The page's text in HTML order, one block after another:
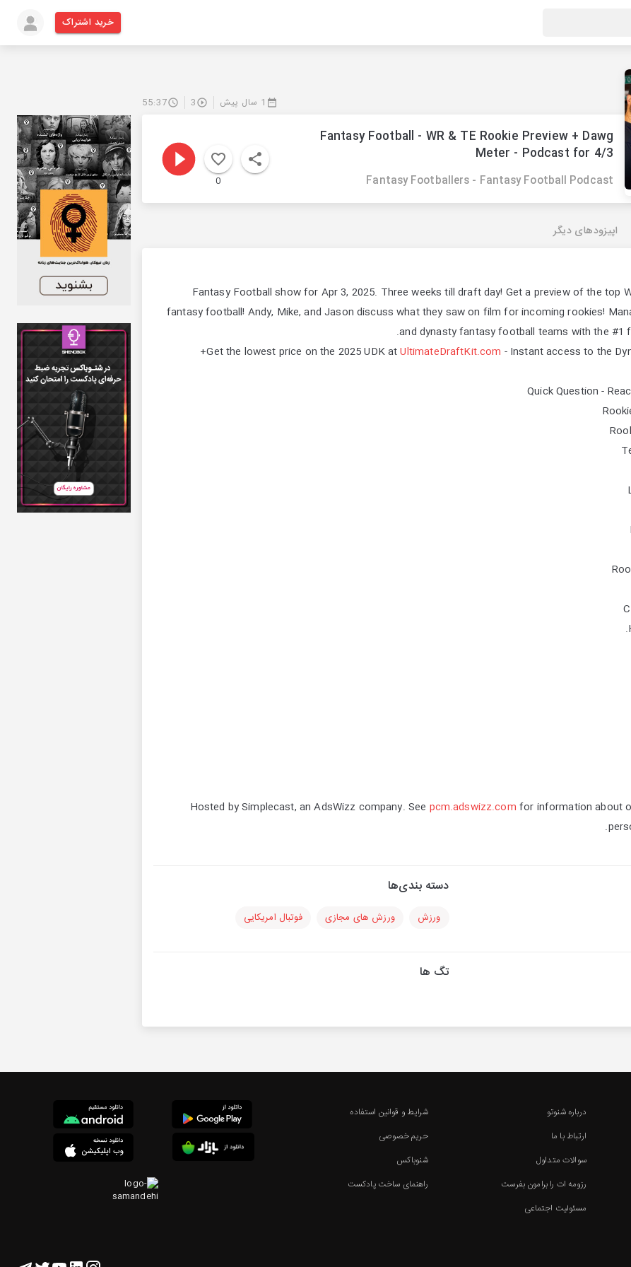
خرید اشتراک
1 سال پیش 3
55:37
Fantasy Football - WR & TE Rookie Preview + Dawg
Meter - Podcast for 4/3
Fantasy Footballers - Fantasy Football Podcast
0
اپیزودهای دیگر
Fantasy Football show for Apr 3, 2025. Three weeks till draft day! Get a preview of the top
fantasy football! Andy, Mike, and Jason discuss what they saw on film for incoming rookies!
and dynasty fantasy football teams with the #1
Get the lowest price on the 2025 UDK atUltimateDraftKit.com - Instant access to the
Hosted by Simplecast, an AdsWizz company. See pcm.adswizz.com for information about
دسته بندی‌ها
ورزش ورزش های مجازی فوتبال امریکایی
تگ ها
درباره شنوتو
ارتباط با ما
سوالات متداول
رزومه ات را برامون بفرست
مسئولیت اجتماعی
شرایط و قوانین استفاده
حریم خصوصی
شنوباکس
راهنمای ساخت پادکست